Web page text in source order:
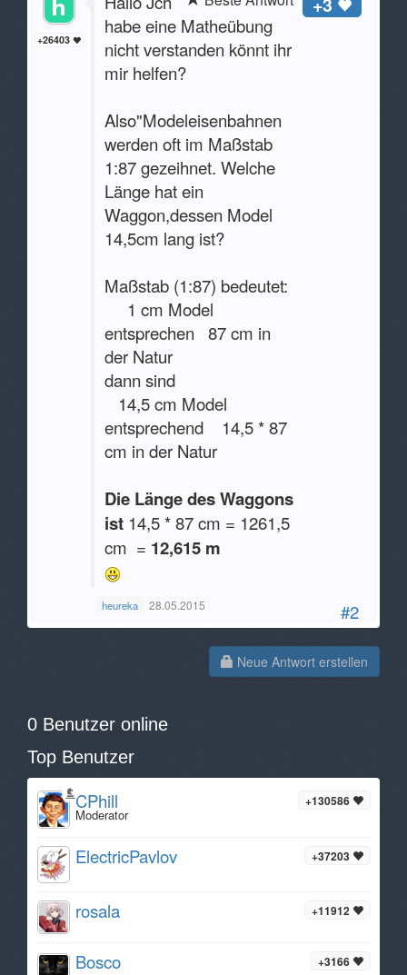
#2
+26403
habe eine Matheübung
nicht verstanden könnt ihr
mir helfen?
Also"Modeleisenbahnen
werden oft im Maßstab
1:87 gezeihnet. Welche
Länge hat ein
Waggon,dessen Model
14,5cm lang ist?
Maßstab (1:87) bedeutet:
1 cm Model
entsprechen 87 cm in
der Natur
dann sind
14,5 cm Model
entsprechend 14,5 * 87
cm in der Natur
Die Länge des Waggons
ist 14,5 * 87 cm = 1261,5
cm = 12,615 m
heureka 28.05.2015
Neue Antwort erstellen
0 Benutzer online
Top Benutzer
+130586
CPhill
Moderator
+37203
ElectricPavlov
+11912
rosala
+3166
Bosco